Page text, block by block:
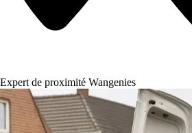
Expert de proximité Wangenies